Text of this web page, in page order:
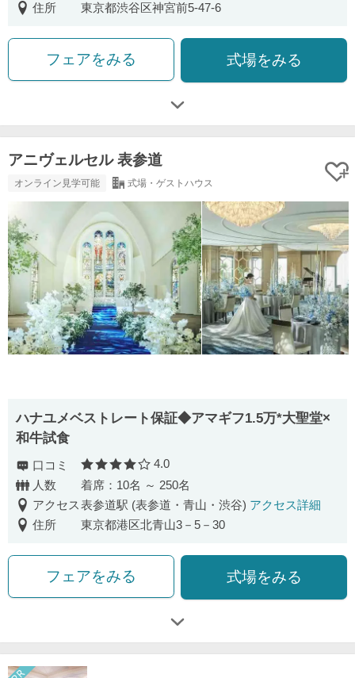
住所
東京都渋谷区神宮前5-47-6
フェアをみる 式場をみる
アニヴェルセル 表参道
オンライン見学可能 式場・ゲストハウス
ハナユメベストレート保証◆アマギフ1.5万*大聖堂×
和牛試食
口コミ 口コミ評価
4.0
人数
着席：10名 ～ 250名
アクセス表参道駅 (表参道・青山・渋谷) アクセス詳細
住所
東京都港区北青山3－5－30
フェアをみる 式場をみる